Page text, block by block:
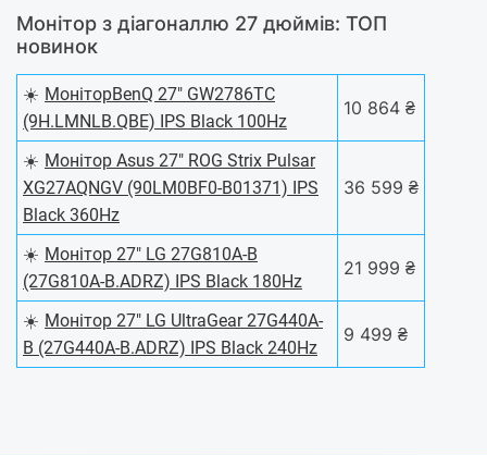
Монітор з діагоналлю 27 дюймів: ТОП
новинок
☀️ МоніторBenQ 27" GW2786TC
(9H.LMNLB.QBE) IPS Black 100Hz
10 864 ₴
☀️ Монiтор Asus 27" ROG Strix Pulsar
XG27AQNGV (90LM0BF0-B01371) IPS
Black 360Hz
36 599 ₴
☀️ Монітор 27" LG 27G810A-B
(27G810A-B.ADRZ) IPS Black 180Hz
21 999 ₴
☀️ Монітор 27" LG UltraGear 27G440A-
B (27G440A-B.ADRZ) IPS Black 240Hz
9 499 ₴